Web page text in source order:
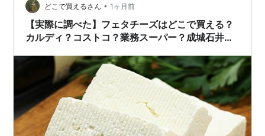
ためには、適切なギア選びが重要。 しっかりとしたコッ
トは、必要不可欠です。 最近は、様々なブランドからコ
ットが発売されてい…
どこで買えるさん • 1ヶ月前
【実際に調べた】フェタチーズはどこで買える？
カルディ？コストコ？業務スーパー？成城石井？